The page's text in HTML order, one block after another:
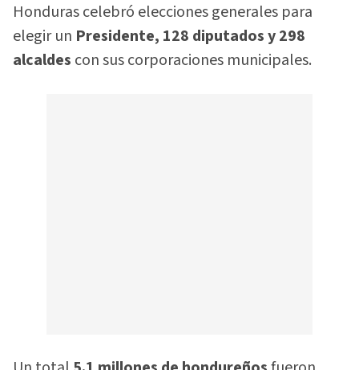
Honduras celebró elecciones generales para
elegir un Presidente, 128 diputados y 298
alcaldes con sus corporaciones municipales.